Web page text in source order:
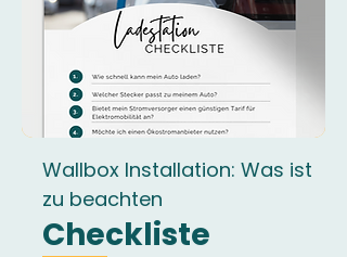
Wallbox Installation: Was ist
zu beachten
Checkliste